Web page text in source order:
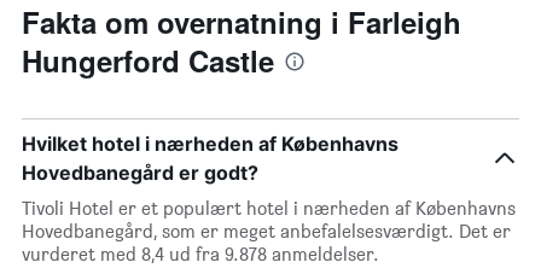
Fakta om overnatning i Farleigh
Hungerford Castle
Hvilket hotel i nærheden af Københavns
Hovedbanegård er godt?
Tivoli Hotel er et populært hotel i nærheden af Københavns
Hovedbanegård, som er meget anbefalelsesværdigt. Det er
vurderet med 8,4 ud fra 9.878 anmeldelser.